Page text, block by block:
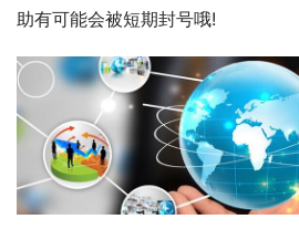
助有可能会被短期封号哦!